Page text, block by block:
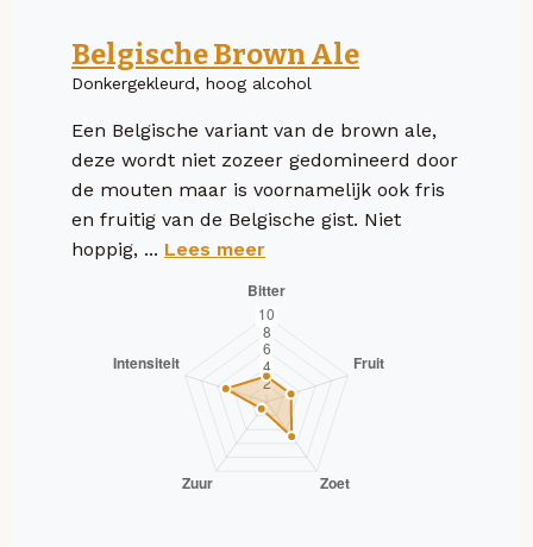
Belgische Brown Ale
Donkergekleurd, hoog alcohol
Een Belgische variant van de brown ale,
deze wordt niet zozeer gedomineerd door
de mouten maar is voornamelijk ook fris
en fruitig van de Belgische gist. Niet
hoppig, ... Lees meer